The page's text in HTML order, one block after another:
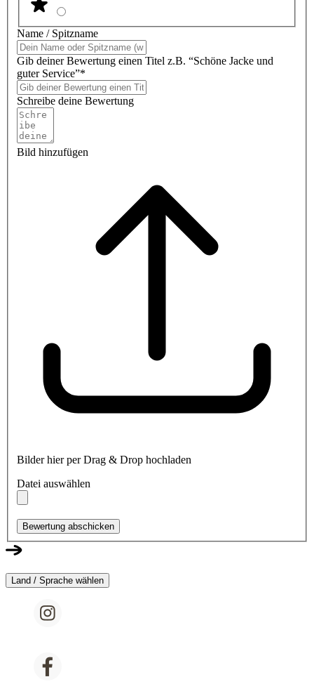
Name / Spitzname
Gib deiner Bewertung einen Titel z.B. “Schöne Jacke und
guter Service”*
Schreibe deine Bewertung
Bild hinzufügen
Bilder hier per Drag & Drop hochladen
Datei auswählen
Bewertung abschicken
Land / Sprache wählen